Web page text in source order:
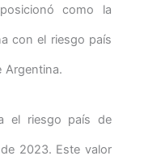
como la
con el riesgo país
Argentina.
el riesgo país de
2023. Este valor